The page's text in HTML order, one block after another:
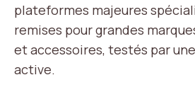
plateformes majeures
remises pour grandes
et accessoires, testés par
active.